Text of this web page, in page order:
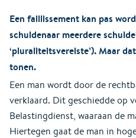
Een faillissement kan pas
schuldenaar meerdere
‘pluraliteitsvereiste’). Maar
tonen.
Een man wordt door de
verklaard. Dit geschiedde op
Belastingdienst, waaraan de
Hiertegen gaat de man in